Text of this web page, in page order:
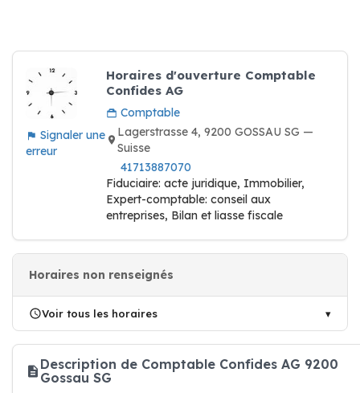
Signaler une
erreur
Horaires d'ouverture Comptable
Confides AG
Comptable
Lagerstrasse 4, 9200 GOSSAU SG —
Suisse
41713887070
Fiduciaire: acte juridique, Immobilier,
Expert-comptable: conseil aux
entreprises, Bilan et liasse fiscale
Horaires non renseignés
Voir tous les horaires
Description de Comptable Confides AG 9200
Gossau SG